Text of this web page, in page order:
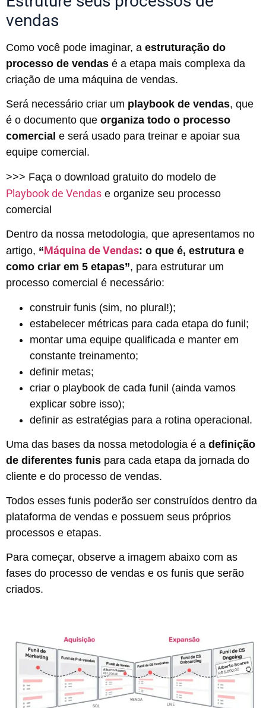
vendas
Como você pode imaginar, a estruturação do
processo de vendas é a etapa mais complexa da
criação de uma máquina de vendas.
Será necessário criar um playbook de vendas, que
é o documento que organiza todo o processo
comercial e será usado para treinar e apoiar sua
equipe comercial.
>>> Faça o download gratuito do modelo de
Playbook de Vendas e organize seu processo
comercial
Dentro da nossa metodologia, que apresentamos no
artigo, “Máquina de Vendas: o que é, estrutura e
como criar em 5 etapas”, para estruturar um
processo comercial é necessário:
construir funis (sim, no plural!);
estabelecer métricas para cada etapa do funil;
montar uma equipe qualificada e manter em
constante treinamento;
definir metas;
criar o playbook de cada funil (ainda vamos
explicar sobre isso);
definir as estratégias para a rotina operacional.
Uma das bases da nossa metodologia é a definição
de diferentes funis para cada etapa da jornada do
cliente e do processo de vendas.
Todos esses funis poderão ser construídos dentro da
plataforma de vendas e possuem seus próprios
processos e etapas.
Para começar, observe a imagem abaixo com as
fases do processo de vendas e os funis que serão
criados.